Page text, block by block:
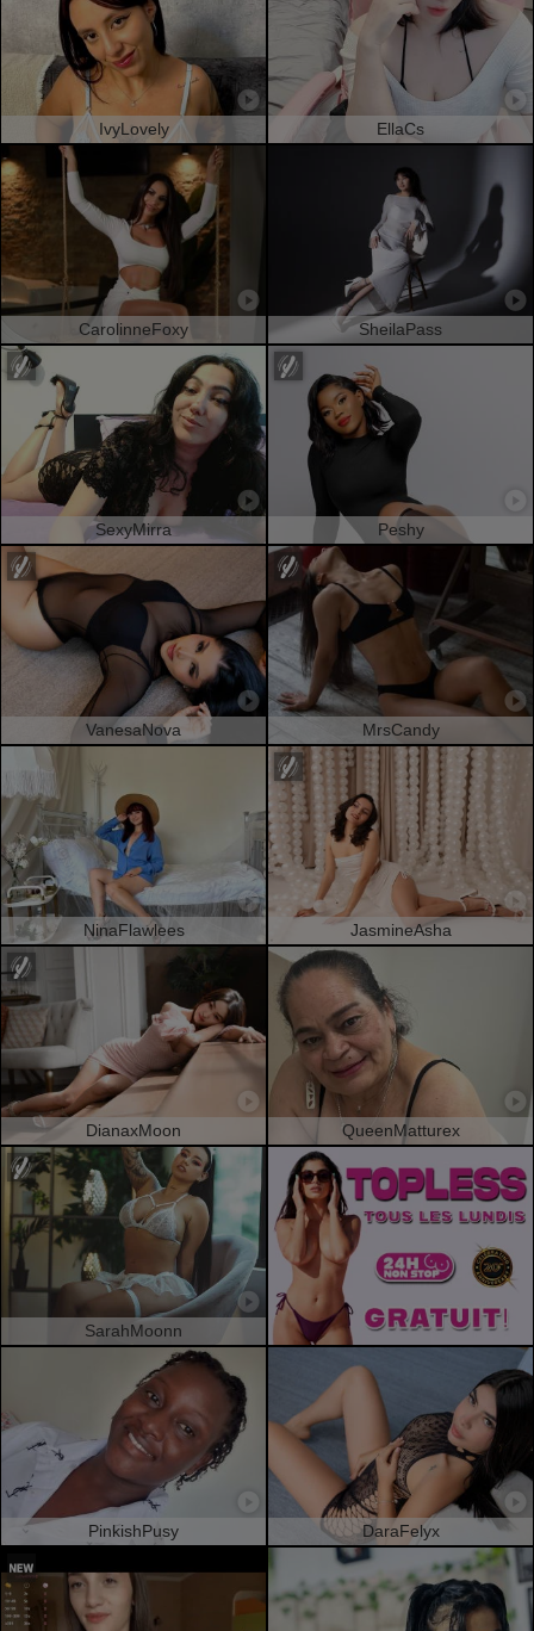
IvyLovely EllaCs
CarolinneFoxy SheilaPass
SexyMirra Peshy
VanesaNova MrsCandy
NinaFlawlees JasmineAsha
DianaxMoon QueenMatturex
SarahMoonn
PinkishPusy DaraFelyx